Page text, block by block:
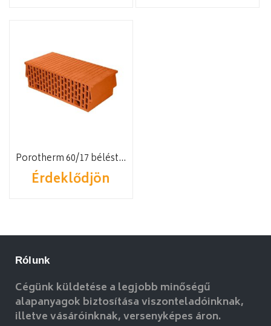
Porotherm 60/17 béléstest
Érdeklődjön
Rólunk
Cégünk küldetése a legjobb minőségű
alapanyagok biztosítása viszonteladóinknak,
illetve vásáróinknak, versenyképes áron.